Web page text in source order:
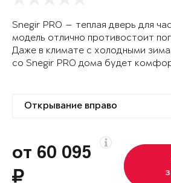
Snegir PRO — теплая дверь для
модель отлично противостоит
Даже в климате с холодными
со Snegir PRO дома будет
от 60 095